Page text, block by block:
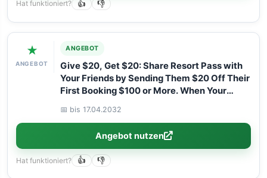
Hat funktioniert? 👍 👎
★
ANGEBOT
ANGEBOT
Give $20, Get $20: Share Resort Pass with
Your Friends by Sending Them $20 Off Their
First Booking $100 or More. When Your
$20 Off Your Next $100 or More Booking!
📅 bis 17.04.2032
Angebot nutzen
Hat funktioniert? 👍 👎